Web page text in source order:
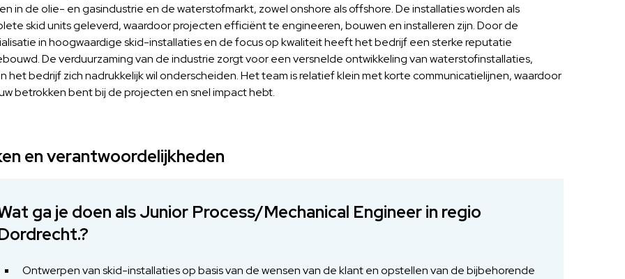
in de olie- en gasindustrie en de waterstofmarkt, zowel onshore als offshore. De installaties worden als
skid units geleverd, waardoor projecten efficiënt te engineeren, bouwen en installeren zijn. Door de
in hoogwaardige skid-installaties en de focus op kwaliteit heeft het bedrijf een sterke reputatie
De verduurzaming van de industrie zorgt voor een versnelde ontwikkeling van waterstofinstallaties,
het bedrijf zich nadrukkelijk wil onderscheiden. Het team is relatief klein met korte communicatielijnen, waardoor
betrokken bent bij de projecten en snel impact hebt.
en verantwoordelijkheden
ga je doen als Junior Process/Mechanical Engineer in regio
Ontwerpen van skid-installaties op basis van de wensen van de klant en opstellen van de bijbehorende